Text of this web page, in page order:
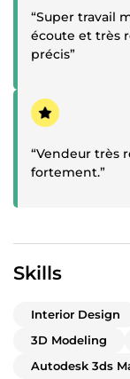
“Super travail
écoute et très
précis”
Positive review
“Vendeur très
fortement.”
Skills
Interior Design
3D Modeling
Autodesk 3ds